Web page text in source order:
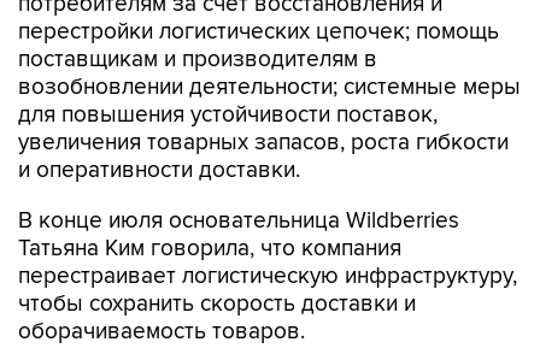
перестройки логистических цепочек; помощь
поставщикам и производителям в
возобновлении деятельности; системные меры
для повышения устойчивости поставок,
увеличения товарных запасов, роста гибкости
и оперативности доставки.
В конце июля основательница Wildberries
Татьяна Ким говорила, что компания
перестраивает логистическую инфраструктуру,
чтобы сохранить скорость доставки и
оборачиваемость товаров.